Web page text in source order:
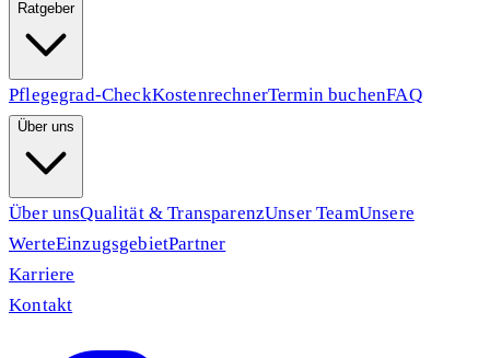
Ratgeber
Pflegegrad-CheckKostenrechnerTermin buchenFAQ
Über uns
Über unsQualität & TransparenzUnser TeamUnsere
WerteEinzugsgebietPartner
Karriere
Kontakt